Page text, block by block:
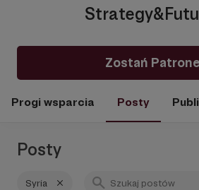
Zostań
Progi wsparcia Posty
Posty
Syria